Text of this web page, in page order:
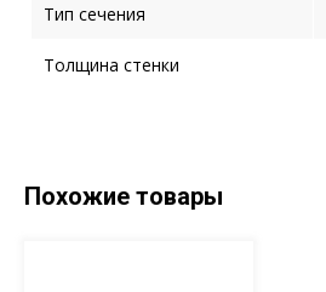
Тип сечения
Толщина стенки
Похожие товары